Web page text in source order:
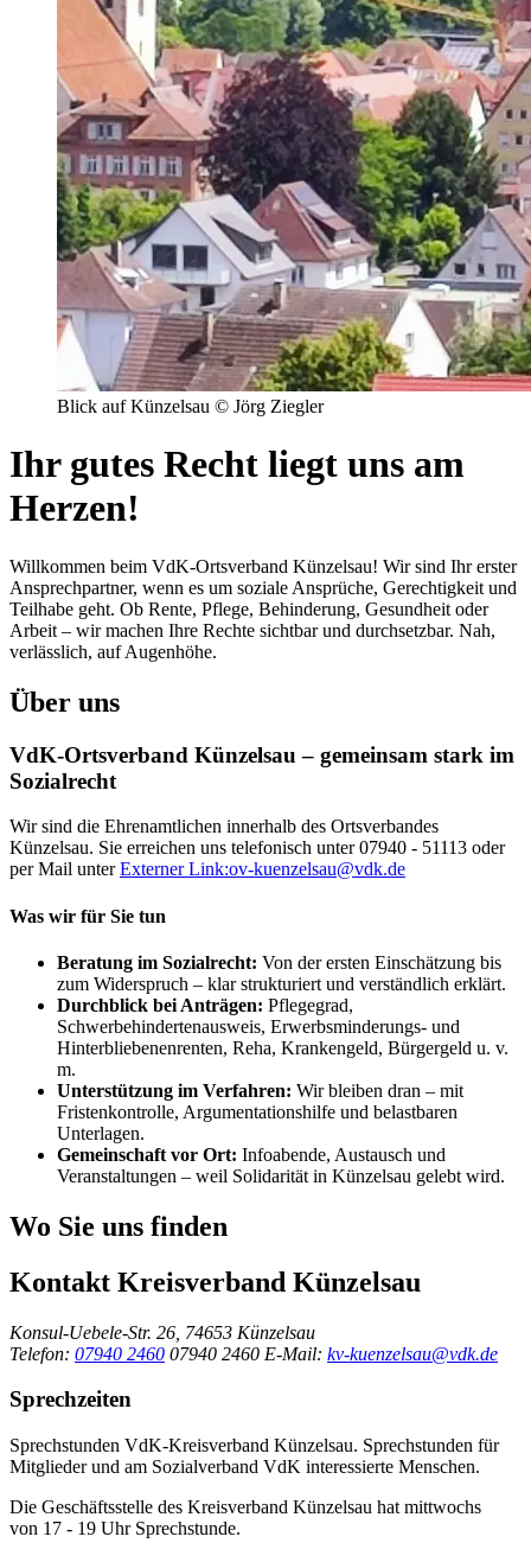
Blick auf Künzelsau © Jörg Ziegler
Ihr gutes Recht liegt uns am
Herzen!
Willkommen beim VdK-Ortsverband Künzelsau! Wir sind Ihr erster
Ansprechpartner, wenn es um soziale Ansprüche, Gerechtigkeit und
Teilhabe geht. Ob Rente, Pflege, Behinderung, Gesundheit oder
Arbeit – wir machen Ihre Rechte sichtbar und durchsetzbar. Nah,
verlässlich, auf Augenhöhe.
Über uns
VdK-Ortsverband Künzelsau – gemeinsam stark im
Sozialrecht
Wir sind die Ehrenamtlichen innerhalb des Ortsverbandes
Künzelsau. Sie erreichen uns telefonisch unter 07940 - 51113 oder
per Mail unterExterner Link:ov-kuenzelsau@vdk.de
Was wir für Sie tun
Beratung im Sozialrecht: Von der ersten Einschätzung bis
zum Widerspruch – klar strukturiert und verständlich erklärt.
Durchblick bei Anträgen: Pflegegrad,
Schwerbehindertenausweis, Erwerbsminderungs- und
Hinterbliebenenrenten, Reha, Krankengeld, Bürgergeld u. v.
m.
Unterstützung im Verfahren: Wir bleiben dran – mit
Fristenkontrolle, Argumentationshilfe und belastbaren
Unterlagen.
Gemeinschaft vor Ort: Infoabende, Austausch und
Veranstaltungen – weil Solidarität in Künzelsau gelebt wird.
Wo Sie uns finden
Kontakt Kreisverband Künzelsau
Konsul-Uebele-Str. 26, 74653 Künzelsau
Telefon: 07940 2460 07940 2460 E-Mail: kv-kuenzelsau@vdk.de
Sprechzeiten
Sprechstunden VdK-Kreisverband Künzelsau. Sprechstunden für
Mitglieder und am Sozialverband VdK interessierte Menschen.
Die Geschäftsstelle des Kreisverband Künzelsau hat mittwochs
von 17 - 19 Uhr Sprechstunde.